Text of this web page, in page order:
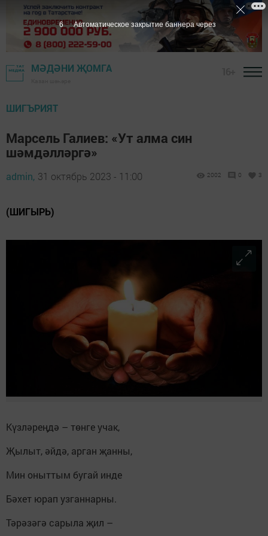
МӘДӘНИ ҖОМГА
ШИГЪРИЯТ
Марсель Галиев: «Ут алма син
шәмдәлләргә»
admin, 31 октябрь 2023 - 11:00 2002 0 3
(ШИГЫРЬ)
Күзләреңдә – төнге учак,
Җылыт, әйдә, арган җанны,
Мин оныттым бугай инде
Бәхет юрап узганнарны.
Тәрәзәгә сарыла җил –
5 Автоматическое закрытие баннера через